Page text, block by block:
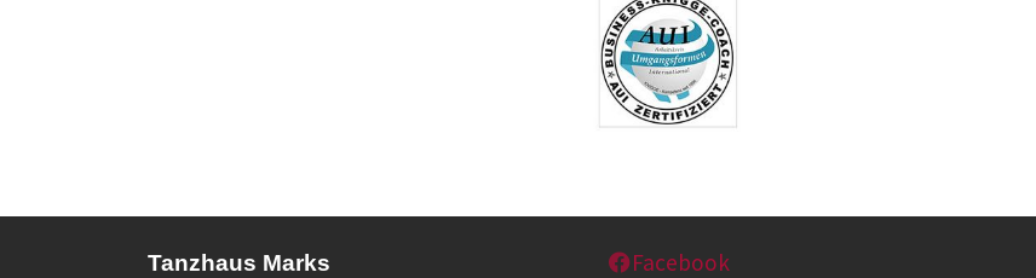
Tanzhaus Marks
Facebook